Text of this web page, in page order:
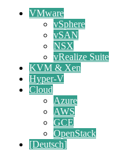
VMware
vSphere
vSAN
NSX
vRealize Suite
KVM & Xen
Hyper-V
Cloud
Azure
AWS
GCE
OpenStack
[Deutsch]